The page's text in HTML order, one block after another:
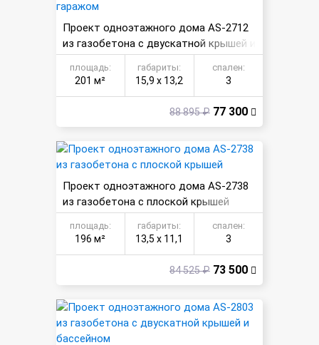
Проект одноэтажного дома AS-2712
из газобетона с двускатной крышей и
гаражом
площадь:
201 м²
габариты:
15,9 х 13,2
спален:
3
88 895 ₽ 77 300
Проект одноэтажного дома AS-2738
из газобетона с плоской крышей
площадь:
196 м²
габариты:
13,5 х 11,1
спален:
3
84 525 ₽ 73 500